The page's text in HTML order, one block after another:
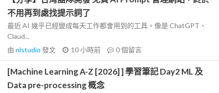
不用再到處找提示詞了
最近 AI 幾乎已經變成每天工作都會用到的工具。像是 ChatGPT、
Claud...
由 nlstudio 發文 10 小時前 0個留言
[Machine Learning A-Z [2026] ] 學習筆記 Day2 ML 及
Data pre-processing 概念